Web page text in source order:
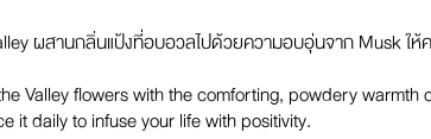
ผสานกลิ่นแป้งที่อบอวลไปด้วยความอบอุ่นจาก Musk ใ
Valley flowers with the comforting, powdery
it daily to infuse your life with positivity.